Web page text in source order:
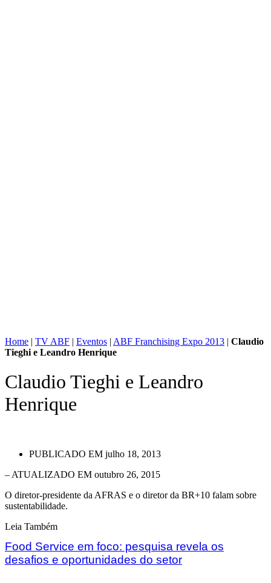
Home | TV ABF | Eventos | ABF Franchising Expo 2013 | Claudio
Tieghi e Leandro Henrique
Claudio Tieghi e Leandro
Henrique
PUBLICADO EM julho 18, 2013
– ATUALIZADO EM outubro 26, 2015
O diretor-presidente da AFRAS e o diretor da BR+10 falam sobre
sustentabilidade.
Leia Também
Food Service em foco: pesquisa revela os
desafios e oportunidades do setor